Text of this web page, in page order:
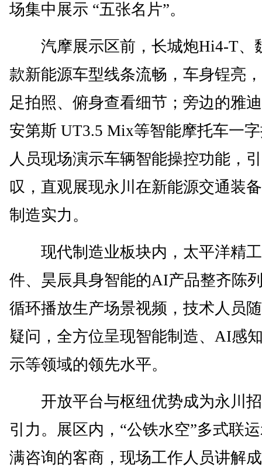
场集中展示 “五张名片”。
汽摩展示区前，长城炮Hi4-T、
款新能源车型线条流畅，车身锃亮
足拍照、俯身查看细节；旁边的雅
安第斯 UT3.5 Mix等智能摩托车一
人员现场演示车辆智能操控功能，
叹，直观展现永川在新能源交通装
制造实力。
现代制造业板块内，太平洋精工
件、昊辰具身智能的AI产品整齐陈
循环播放生产场景视频，技术人员
疑问，全方位呈现智能制造、AI感
示等领域的领先水平。
开放平台与枢纽优势成为永川招
引力。展区内，“公铁水空”多式联
满咨询的客商，现场工作人员讲解